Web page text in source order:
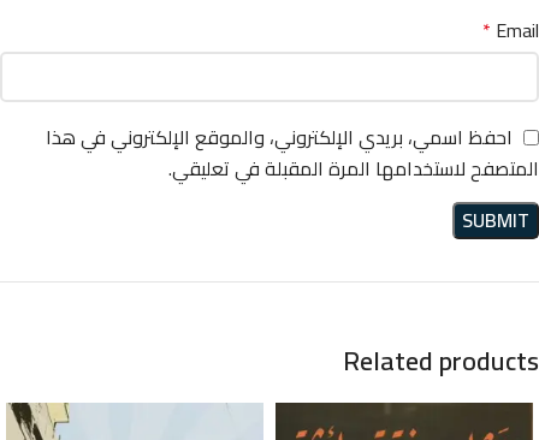
Email
*
احفظ اسمي، بريدي الإلكتروني، والموقع الإلكتروني في هذا
المتصفح لاستخدامها المرة المقبلة في تعليقي.
Related products